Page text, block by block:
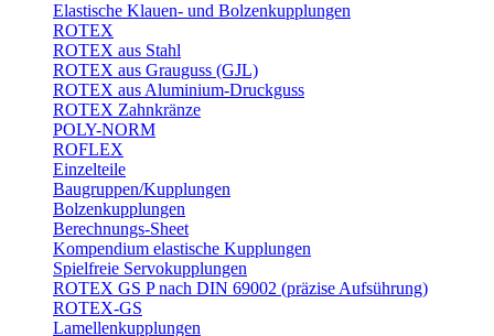
Elastische Klauen- und Bolzenkupplungen
ROTEX
ROTEX aus Stahl
ROTEX aus Grauguss (GJL)
ROTEX aus Aluminium-Druckguss
ROTEX Zahnkränze
POLY-NORM
ROFLEX
Einzelteile
Baugruppen/Kupplungen
Bolzenkupplungen
Berechnungs-Sheet
Kompendium elastische Kupplungen
Spielfreie Servokupplungen
ROTEX GS P nach DIN 69002 (präzise Aufsührung)
ROTEX-GS
Lamellenkupplungen